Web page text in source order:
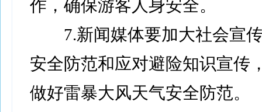
作，确保游客人身安全。
7.新闻媒体要加大社会宣传
安全防范和应对避险知识宣传
做好雷暴大风天气安全防范。